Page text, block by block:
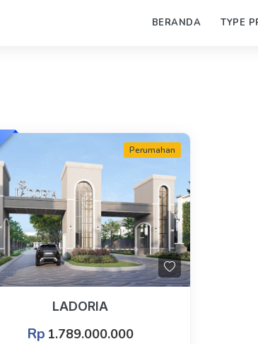
BERANDA TYPE
Perumahan
LADORIA
Rp 1.789.000.000